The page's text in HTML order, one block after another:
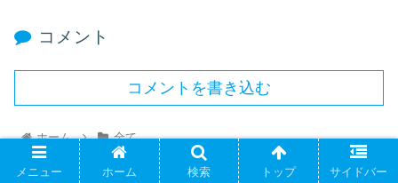
コメント
コメントを書き込む
ホーム 全て
メニュー ホーム 検索 トップ サイドバー